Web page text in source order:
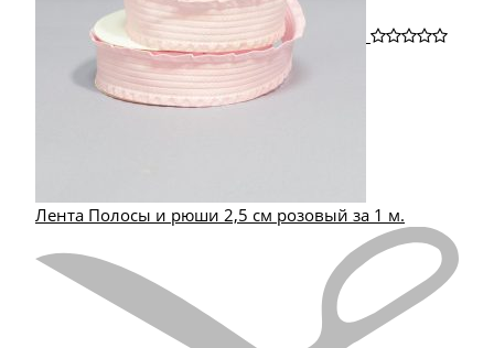
Лента Полосы и рюши 2,5 см розовый за 1 м.